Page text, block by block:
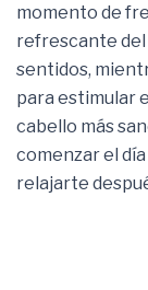
momento de
refrescante del
sentidos,
para estimular
cabello más
comenzar el
relajarte